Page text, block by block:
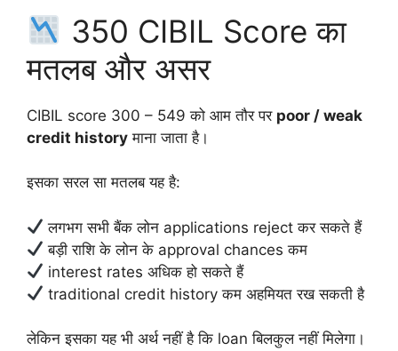
350 CIBIL Score का
मतलब और असर
CIBIL score 300 – 549 को आम तौर पर poor / weak
credit history माना जाता है।
इसका सरल सा मतलब यह है:
लगभग सभी बैंक लोन applications reject कर सकते हैं
बड़ी राशि के लोन के approval chances कम
interest rates अधिक हो सकते हैं
traditional credit history कम अहमियत रख सकती है
लेकिन इसका यह भी अर्थ नहीं है कि loan बिलकुल नहीं मिलेगा।